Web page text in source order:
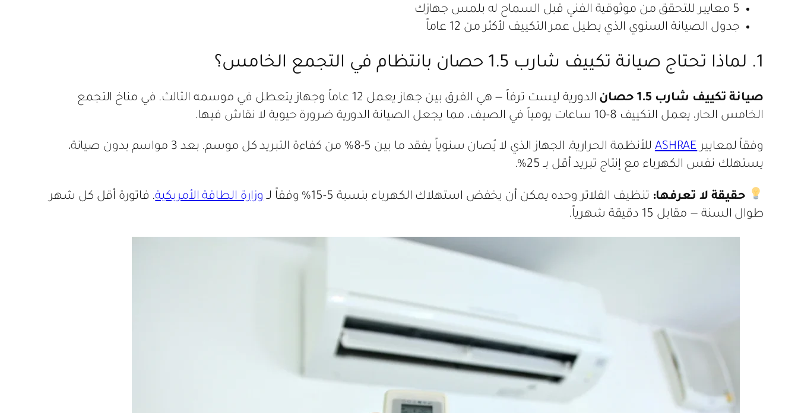
5 معايير للتحقق من موثوقية الفني قبل السماح له بلمس جهازك
جدول الصيانة السنوي الذي يطيل عمر التكييف لأكثر من 12 عاماً
1. لماذا تحتاج صيانة تكييف شارب 1.5 حصان بانتظام في التجمع الخامس؟
صيانة تكييف شارب 1.5 حصان
الدورية ليست ترفاً — هي الفرق بين جهاز يعمل 12 عاماً وجهاز يتعطل في موسمه الثالث. في مناخ التجمع
الخامس الحار، يعمل التكييف 8-10 ساعات يومياً في الصيف، مما يجعل الصيانة الدورية ضرورة حيوية لا نقاش فيها.
وفقاً لمعاييرASHRAE
للأنظمة الحرارية، الجهاز الذي لا يُصان سنوياً يفقد ما بين 5-8% من كفاءة التبريد كل موسم. بعد 3 مواسم بدون صيانة،
يستهلك نفس الكهرباء مع إنتاج تبريد أقل بـ 25%.
حقيقة لا تعرفها: تنظيف الفلاتر وحده يمكن أن يخفض استهلاك الكهرباء بنسبة 5-15% وفقاً لـ وزارة الطاقة الأمريكية. فاتورة أقل كل شهر
طوال السنة — مقابل 15 دقيقة شهرياً.